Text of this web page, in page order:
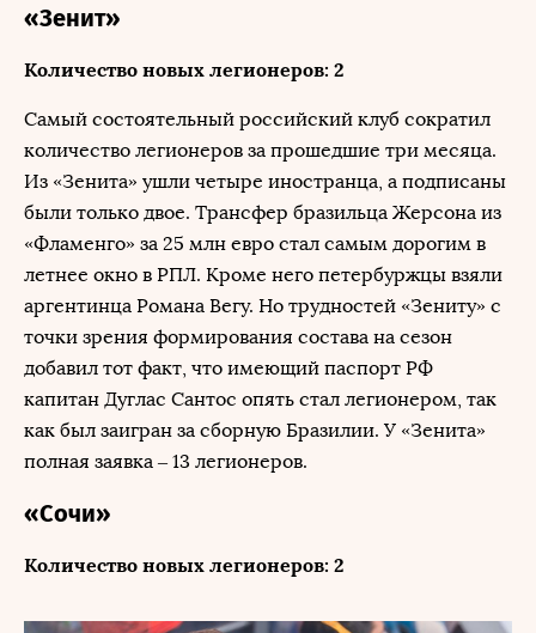
«Зенит»
Количество новых легионеров: 2
Самый состоятельный российский клуб сократил
количество легионеров за прошедшие три месяца.
Из «Зенита» ушли четыре иностранца, а подписаны
были только двое. Трансфер бразильца Жерсона из
«Фламенго» за 25 млн евро стал самым дорогим в
летнее окно в РПЛ. Кроме него петербуржцы взяли
аргентинца Романа Вегу. Но трудностей «Зениту» с
точки зрения формирования состава на сезон
добавил тот факт, что имеющий паспорт РФ
капитан Дуглас Сантос опять стал легионером, так
как был заигран за сборную Бразилии. У «Зенита»
полная заявка – 13 легионеров.
«Сочи»
Количество новых легионеров: 2